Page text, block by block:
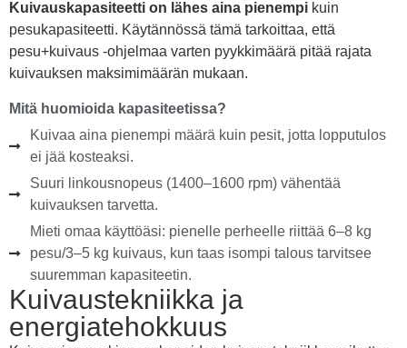
Kuivauskapasiteetti on lähes aina pienempi kuin
pesukapasiteetti. Käytännössä tämä tarkoittaa, että
pesu+kuivaus -ohjelmaa varten pyykkimäärä pitää rajata
kuivauksen maksimimäärän mukaan.
Mitä huomioida kapasiteetissa?
Kuivaa aina pienempi määrä kuin pesit, jotta lopputulos
ei jää kosteaksi.
Suuri linkousnopeus (1400–1600 rpm) vähentää
kuivauksen tarvetta.
Mieti omaa käyttöäsi: pienelle perheelle riittää 6–8 kg
pesu/3–5 kg kuivaus, kun taas isompi talous tarvitsee
suuremman kapasiteetin.
Kuivaustekniikka ja
energiatehokkuus